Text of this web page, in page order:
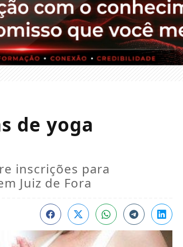
de yoga
inscrições para
Juiz de Fora